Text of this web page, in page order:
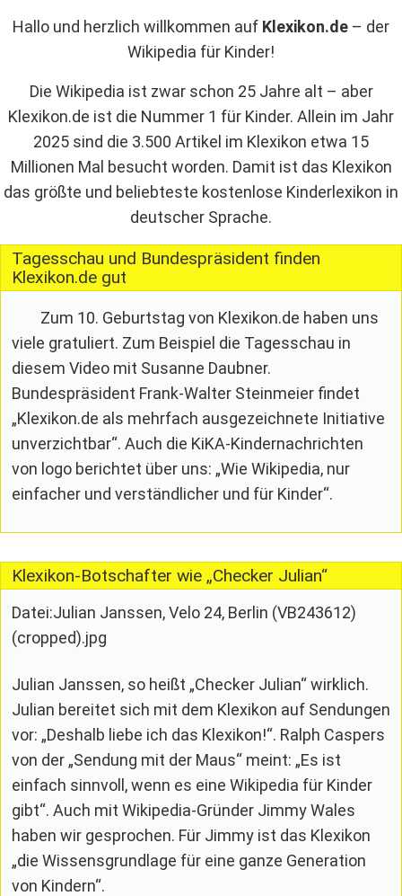
Hallo und herzlich willkommen auf Klexikon.de – der
Wikipedia für Kinder!
Die Wikipedia ist zwar schon 25 Jahre alt – aber
Klexikon.de ist die Nummer 1 für Kinder. Allein im Jahr
2025 sind die 3.500 Artikel im Klexikon etwa 15
Millionen Mal besucht worden. Damit ist das Klexikon
das größte und beliebteste kostenlose Kinderlexikon in
deutscher Sprache.
Tagesschau und Bundespräsident finden
Klexikon.de gut
Zum 10. Geburtstag von Klexikon.de haben uns
viele gratuliert. Zum Beispiel die Tagesschau in
diesem Video mit Susanne Daubner.
Bundespräsident Frank-Walter Steinmeier findet
„Klexikon.de als mehrfach ausgezeichnete Initiative
unverzichtbar“. Auch die KiKA-Kindernachrichten
von logo berichtet über uns: „Wie Wikipedia, nur
einfacher und verständlicher und für Kinder“.
Klexikon-Botschafter wie „Checker Julian“
Datei:Julian Janssen, Velo 24, Berlin (VB243612)
(cropped).jpg
Julian Janssen, so heißt „Checker Julian“ wirklich.
Julian bereitet sich mit dem Klexikon auf Sendungen
vor: „Deshalb liebe ich das Klexikon!“. Ralph Caspers
von der „Sendung mit der Maus“ meint: „Es ist
einfach sinnvoll, wenn es eine Wikipedia für Kinder
gibt“. Auch mit Wikipedia-Gründer Jimmy Wales
haben wir gesprochen. Für Jimmy ist das Klexikon
„die Wissensgrundlage für eine ganze Generation
von Kindern“.